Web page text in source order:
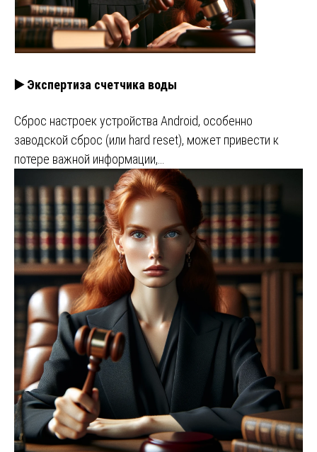
▶️ Экспертиза счетчика воды
Сброс настроек устройства Android, особенно
заводской сброс (или hard reset), может привести к
потере важной информации,…